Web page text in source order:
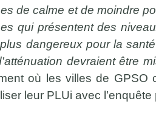
de calme et de moindre
qui présentent des
dangereux pour la
devraient être
où les villes de GPSO
leur PLUi avec